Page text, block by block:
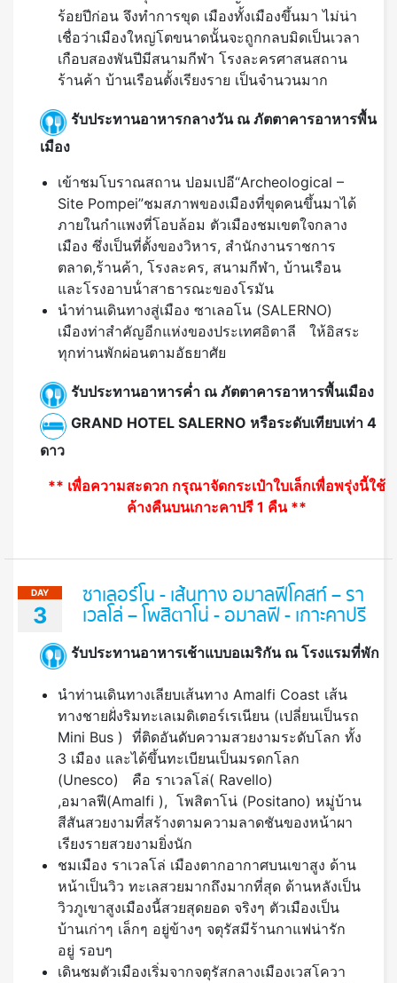
ร้อยปีก่อน จึงทําการขุด เมืองทั้งเมืองขึ้นมา ไม่น่า
เชื่อว่าเมืองใหญ่โตขนาดนั้นจะถูกกลบมิดเป็นเวลา
เกือบสองพันปีมีสนามกีฬา โรงละครศาสนสถาน
ร้านค้า บ้านเรือนตั้งเรียงราย เป็นจํานวนมาก
รับประทานอาหารกลางวัน ณ ภัตตาคารอาหารพื้น
เมือง
เข้าชมโบราณสถาน ปอมเปอี“Archeological –
Site Pompei”ชมสภาพของเมืองที่ขุดคนขึ้นมาได้
ภายในกําแพงที่โอบล้อม ตัวเมืองชมเขตใจกลาง
เมือง ซึ่งเป็นที่ตั้งของวิหาร, สํานักงานราชการ
ตลาด,ร้านค้า, โรงละคร, สนามกีฬา, บ้านเรือน
และโรงอาบน้ําสาธารณะของโรมัน
นำท่านเดินทางสู่เมือง ซาเลอโน (SALERNO)
เมืองท่าสำคัญอีกแห่งของประเทศอิตาลี ให้อิสระ
ทุกท่านพักผ่อนตามอัธยาศัย
รับประทานอาหารค่ำ ณ ภัตตาคารอาหารพื้นเมือง
GRAND HOTEL SALERNO หรือระดับเทียบเท่า 4
ดาว
** เพื่อความสะดวก กรุณาจัดกระเป๋าใบเล็กเพื่อพรุ่งนี้ใช้
ค้างคืนบนเกาะคาปรี 1 คืน **
DAY
3
ซาเลอร์โน - เส้นทาง อมาลฟีโคสท์ – รา
เวลโล่ – โพสิตาโน่ - อมาลฟี - เกาะคาปรี
รับประทานอาหารเช้าแบบอเมริกัน ณ โรงแรมที่พัก
นำท่านเดินทางเลียบเส้นทาง Amalfi Coast เส้น
ทางชายฝั่งริมทะเลเมดิเตอร์เรเนียน (เปลี่ยนเป็นรถ
Mini Bus ) ที่ติดอันดับความสวยงามระดับโลก ทั้ง
3 เมือง และได้ขึ้นทะเบียนเป็นมรดกโลก
(Unesco) คือ ราเวลโล่( Ravello)
,อมาลฟี(Amalfi ), โพสิตาโน่ (Positano) หมู่บ้าน
สีสันสวยงามที่สร้างตามความลาดชันของหน้าผา
เรียงรายสวยงามยิ่งนัก
ชมเมือง ราเวลโล่ เมืองตากอากาศบนเขาสูง ด้าน
หน้าเป็นวิว ทะเลสวยมากถึงมากที่สุด ด้านหลังเป็น
วิวภูเขาสูงเมืองนี้สวยสุดยอด จริงๆ ตัวเมืองเป็น
บ้านเก่าๆ เล็กๆ อยู่ข้างๆ จตุรัสมีร้านกาแฟน่ารัก
อยู่ รอบๆ
เดินชมตัวเมืองเริ่มจากจตุรัสกลางเมืองเวสโควา